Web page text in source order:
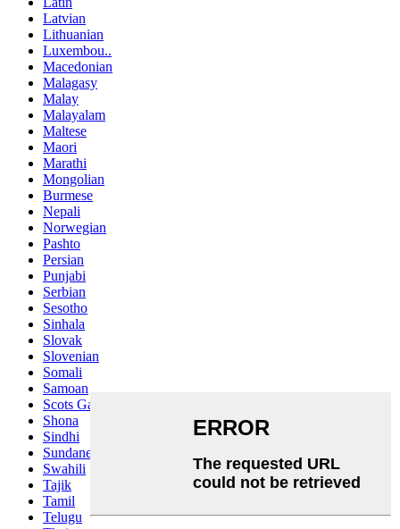
Latvian
Lithuanian
Luxembou..
Macedonian
Malagasy
Malay
Malayalam
Maltese
Maori
Marathi
Mongolian
Burmese
Nepali
Norwegian
Pashto
Persian
Punjabi
Serbian
Sesotho
Sinhala
Slovak
Slovenian
Somali
Samoan
Scots Gaelic
Shona
Sindhi
Sundanese
Swahili
Tajik
Tamil
Telugu